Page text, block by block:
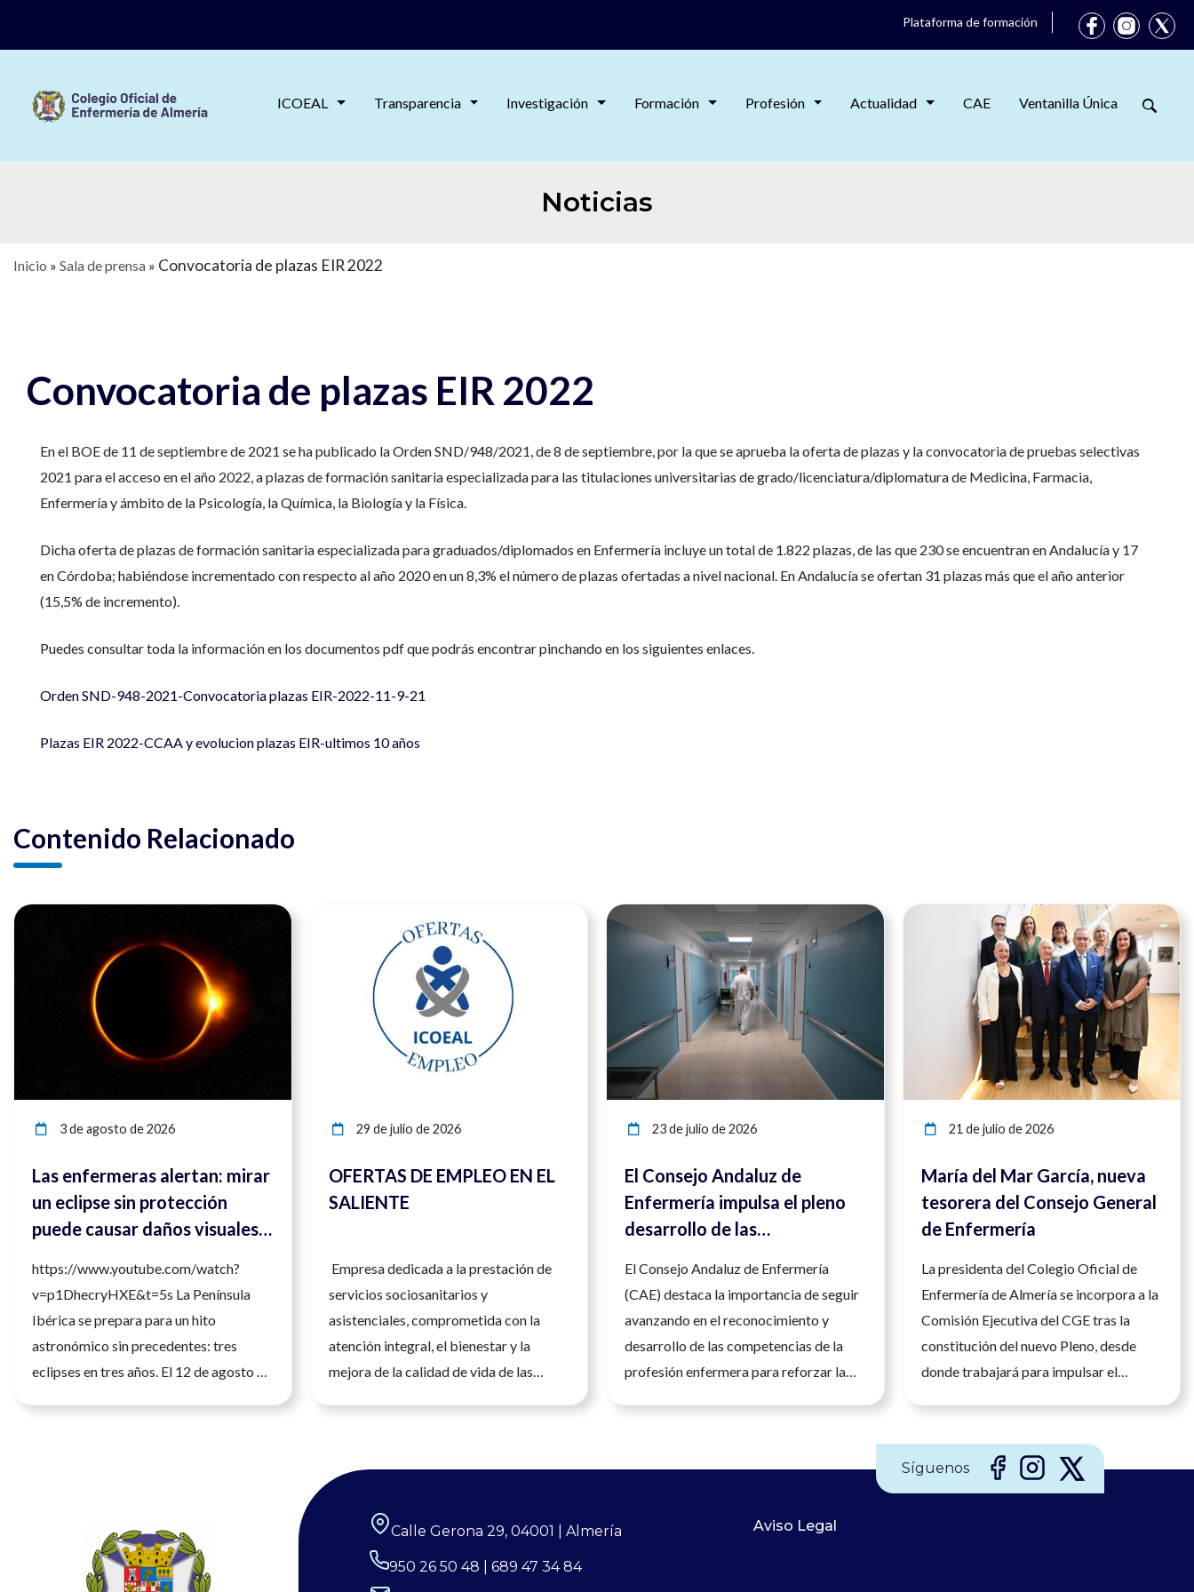
Plataforma de formación
ICOEAL Transparencia Investigación Formación Profesión Actualidad CAE Ventanilla Única
Noticias
Inicio » Sala de prensa » Convocatoria de plazas EIR 2022
Convocatoria de plazas EIR 2022
En el BOE de 11 de septiembre de 2021 se ha publicado la Orden SND/948/2021, de 8 de septiembre, por la que se aprueba la oferta de plazas y la convocatoria de pruebas selectivas
2021 para el acceso en el año 2022, a plazas de formación sanitaria especializada para las titulaciones universitarias de grado/licenciatura/diplomatura de Medicina, Farmacia,
Enfermería y ámbito de la Psicología, la Química, la Biología y la Física.
Dicha oferta de plazas de formación sanitaria especializada para graduados/diplomados en Enfermería incluye un total de 1.822 plazas, de las que 230 se encuentran en Andalucía y 17
en Córdoba; habiéndose incrementado con respecto al año 2020 en un 8,3% el número de plazas ofertadas a nivel nacional. En Andalucía se ofertan 31 plazas más que el año anterior
(15,5% de incremento).
Puedes consultar toda la información en los documentos pdf que podrás encontrar pinchando en los siguientes enlaces.
Orden SND-948-2021-Convocatoria plazas EIR-2022-11-9-21
Plazas EIR 2022-CCAA y evolucion plazas EIR-ultimos 10 años
Contenido Relacionado
3 de agosto de 2026
Las enfermeras alertan: mirar
un eclipse sin protección
puede causar daños visuales
https://www.youtube.com/watch?
v=p1DhecryHXE&t=5s La Península
Ibérica se prepara para un hito
astronómico sin precedentes: tres
eclipses en tres años. El 12 de agosto de
será fascinante, pero la seguridad visual
es un factor crítico que preocupa a los
expertos, y la diferencia entre un
Ver noticia
29 de julio de 2026
OFERTAS DE EMPLEO EN EL
SALIENTE
Empresa dedicada a la prestación de
servicios sociosanitarios y
asistenciales, comprometida con la
atención integral, el bienestar y la
mejora de la calidad de vida de las
un entorno laboral estable, dinámico y
profesionales. Si eres enfermero/a y
deseas formar parte de un equipo
comprometido con la excelencia en la
23 de julio de 2026
El Consejo Andaluz de
Enfermería impulsa el pleno
desarrollo de las
para reforzar la seguridad y
la calidad asistencial
El Consejo Andaluz de Enfermería
(CAE) destaca la importancia de seguir
avanzando en el reconocimiento y
desarrollo de las competencias de la
profesión enfermera para reforzar la
profesión sanitaria universitaria, con
humana cada vez más avanzada, que
Ver noticia
21 de julio de 2026
María del Mar García, nueva
tesorera del Consejo General
de Enfermería
La presidenta del Colegio Oficial de
Enfermería de Almería se incorpora a la
Comisión Ejecutiva del CGE tras la
constitución del nuevo Pleno, desde
donde trabajará para impulsar el
Oficial de Enfermería de Almería, María
del Mar García Martín, ha tomado hoy
Ver noticia
Síguenos
Calle Gerona 29, 04001 | Almería
950 26 50 48 | 689 47 34 84
Aviso Legal